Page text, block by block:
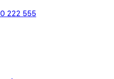
222 555